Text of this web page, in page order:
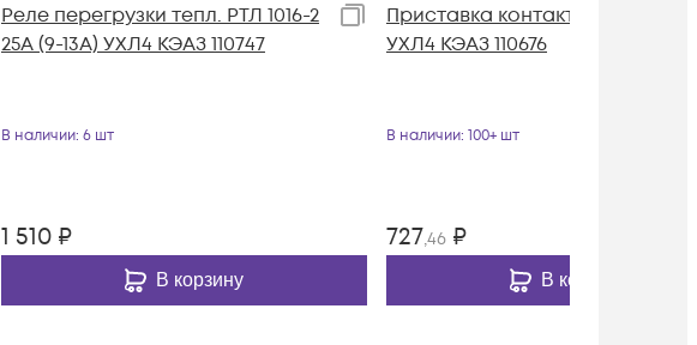
Реле перегрузки тепл. РТЛ 1016-2
25А (9-13А) УХЛ4 КЭАЗ 110747
В наличии: 6 шт
1 510 ₽
В корзину
Приставка контактная ПКЛ 22
УХЛ4 КЭАЗ 110676
В наличии: 100+ шт
727,46 ₽
В корзину